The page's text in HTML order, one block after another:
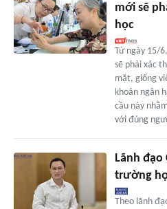
mới sẽ
học
Từ ngày 15/
sẽ phải xác
mặt, giống
khoản ngân
cầu này
với đúng
Lãnh
trường
Theo lãnh